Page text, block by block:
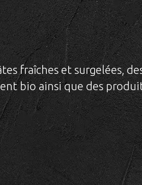
fraîches et surgelées,
bio ainsi que des